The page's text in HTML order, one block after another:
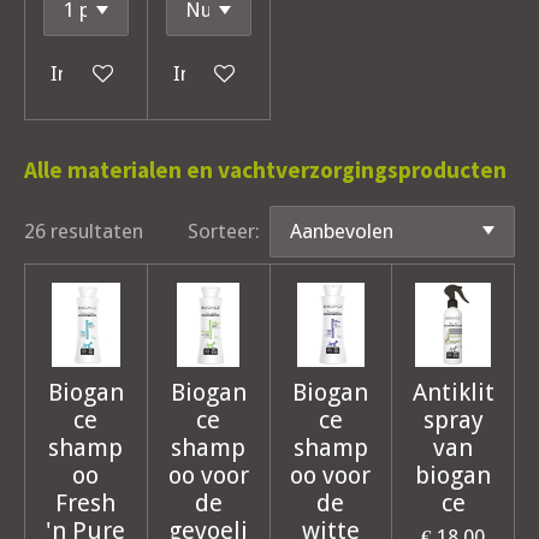
In winkelwagenIn winkelwagen
Alle materialen en vachtverzorgingsproducten
26 resultaten Sorteer:
Biogan
ce
shamp
oo
Fresh
'n Pure
Biogan
ce
shamp
oo voor
de
gevoeli
Biogan
ce
shamp
oo voor
de
witte
Antiklit
spray
van
biogan
ce